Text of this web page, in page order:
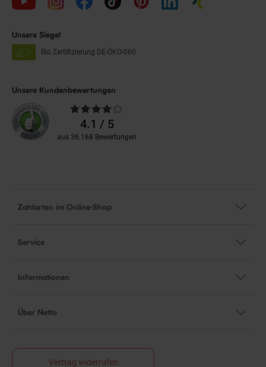
Unsere Siegel
Bio Zertifizierung DE-ÖKO-060
Unsere Kundenbewertungen
Durchschnittliche
Bewertungen4.1 / 5
aus 36.168 Bewertungen
Zahlarten im Online-Shop
Service
Informationen
Über Netto
Vertrag widerrufen